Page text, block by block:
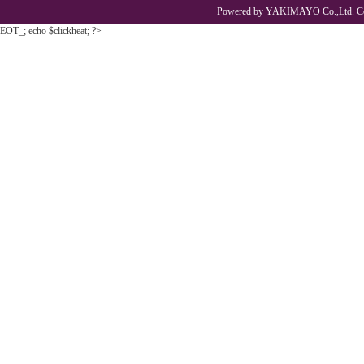
Powered by YAKIMAYO Co.,Ltd.
EOT_; echo $clickheat; ?>